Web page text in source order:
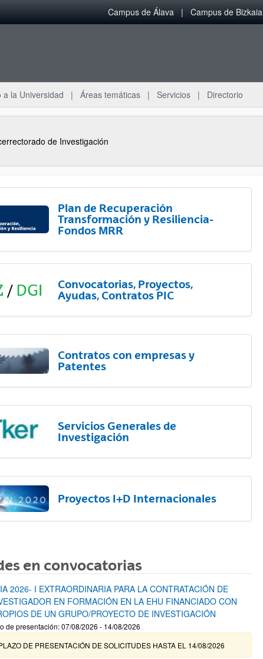
Campus de Álava Campus de Bizkaia
a la Universidad Áreas temáticas Servicios Directorio
de Investigación
Plan de Recuperación
Transformación y Resiliencia-
Fondos MRR
Convocatorias, Proyectos,
Ayudas, Contratos PIC
Contratos con empresas y
Patentes
Servicios Generales de
Investigación
Proyectos I+D Internacionales
en convocatorias
2026- I EXTRAORDINARIA PARA LA CONTRATACIÓN DE
EN FORMACIÓN EN LA EHU FINANCIADO CON
DE UN GRUPO/PROYECTO DE INVESTIGACIÓN
de presentación: 07/08/2026 - 14/08/2026
DE PRESENTACIÓN DE SOLICITUDES HASTA EL 14/08/2026